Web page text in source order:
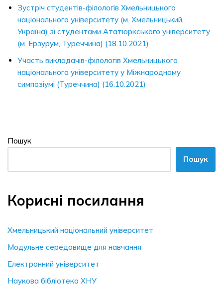
Зустріч студентів-філологів Хмельницького
національного університету (м. Хмельницький,
Україна) зі студентами Ататюркського університету
(м. Ерзурум, Туреччина) (18.10.2021)
Участь викладачів-філологів Хмельницького
національного університету у Міжнародному
симпозіумі (Туреччина) (16.10.2021)
Пошук
Пошук
Корисні посилання
Хмельницький національний університет
Модульне середовище для навчання
Електронний університет
Наукова бібліотека ХНУ